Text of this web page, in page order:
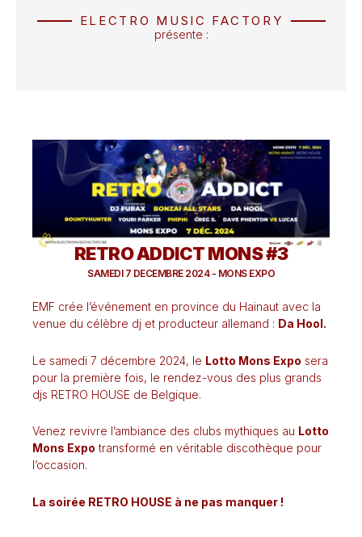
ELECTRO MUSIC FACTORY
présente :
RETRO ADDICT MONS #3
SAMEDI 7 DECEMBRE 2024 - MONS EXPO
EMF crée l’événement en province du Hainaut avec la
venue du célèbre dj et producteur allemand : Da Hool.
Le samedi 7 décembre 2024, le Lotto Mons Expo sera
pour la première fois, le rendez-vous des plus grands
djs RETRO HOUSE de Belgique.
Venez revivre l’ambiance des clubs mythiques au Lotto
Mons Expo transformé en véritable discothèque pour
l’occasion.
La soirée RETRO HOUSE à ne pas manquer !